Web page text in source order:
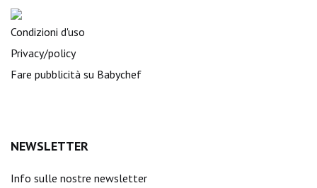
Condizioni d'uso
Privacy/policy
Fare pubblicità su Babychef
NEWSLETTER
Info sulle nostre newsletter